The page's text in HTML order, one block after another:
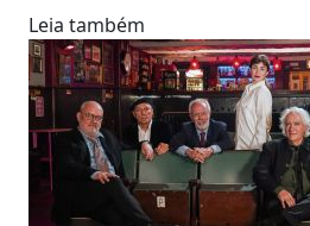
Leia também